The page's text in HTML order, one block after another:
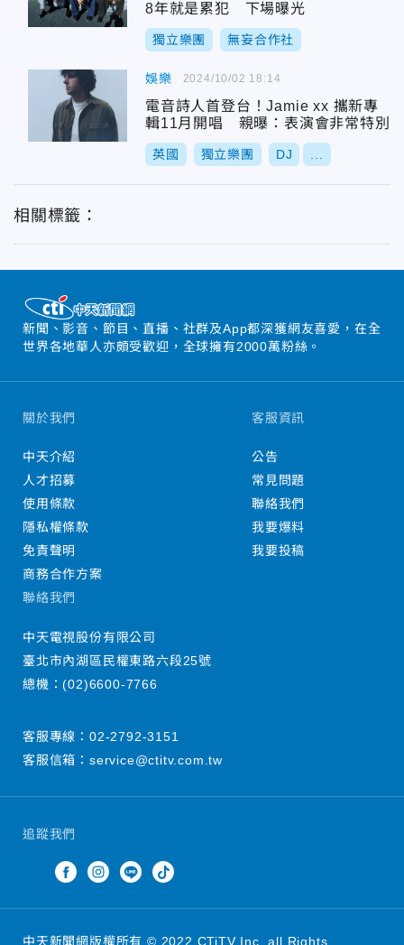
8年就是累犯 下場曝光
獨立樂團 無妄合作社
娛樂
電音詩人首登台！Jamie xx 攜新專
輯11月開唱 親曝：表演會非常特別
英國 獨立樂團 DJ
2024/10/02 18:14
相關標籤：
新聞、影音、節目、直播、社群及App都深獲網友喜愛，在全
世界各地華人亦頗受歡迎，全球擁有2000萬粉絲。
追蹤我們
關於我們
中天介紹
人才招募
使用條款
隱私權條款
免責聲明
商務合作方案
客服資訊
公告
常見問題
聯絡我們
我要爆料
我要投稿
聯絡我們
中天電視股份有限公司
臺北市內湖區民權東路六段25號
總機：(02)6600-7766
客服專線： 02-2792-3151
客服信箱： service@ctitv.com.tw
中天新聞網版權所有 © 2022 CTiTV Inc. all Rights